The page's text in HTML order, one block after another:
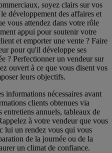
soyez clairs sur vos
développement des affaires et
vous attendez dans votre rôle
appui pour soutenir votre
et emporter une vente ? Faire
pour qu'il développe ses
? Perfectionner un vendeur sur
ouvert à ce que vous disent vos
leurs objectifs.
informations nécessaires avant
clients obtenues via
entretiens annuels, tableaux de
à votre vendeur que vous
lui un rendez vous qui vous
de la journée ou de la
un climat de confiance.